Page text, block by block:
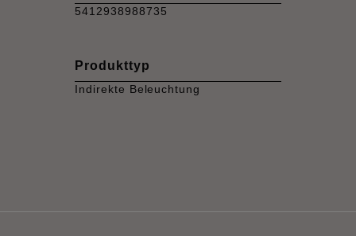
5412938988735
Produkttyp
Indirekte Beleuchtung